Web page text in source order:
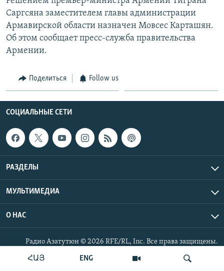
КУЛЬТУРА
СПОРТ
АРХИВ
English
Русский
Все сайты Радио Азатутюн
ՀԱՅ ENG
Саргсяна заместителем главы администрации
Армавирской области назначен Мовсес Карташян.
Об этом сообщает пресс-служба правительства
Армении.
Поделиться Follow us
СОЦИАЛЬНЫЕ СЕТИ
РАЗДЕЛЫ
МУЛЬТИМЕДИА
О НАС
Радио Азатутюн © 2026 RFE/RL, Inc. Все права защищены.